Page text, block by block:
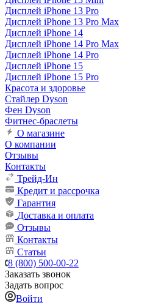
Дисплей iPhone 13 Pro
Дисплей iPhone 13 Pro Max
Дисплей iPhone 14
Дисплей iPhone 14 Pro Max
Дисплей iPhone 14 Pro
Дисплей iPhone 15
Дисплей iPhone 15 Pro
Красота и здоровье
Стайлер Dyson
Фен Dyson
Фитнес-браслеты
О магазине
О компании
Отзывы
Контакты
Трейд-Ин
Кредит и рассрочка
Гарантия
Доставка и оплата
Отзывы
Контакты
Статьи
8 (800) 500-00-22
Заказать звонок
Задать вопрос
Войти